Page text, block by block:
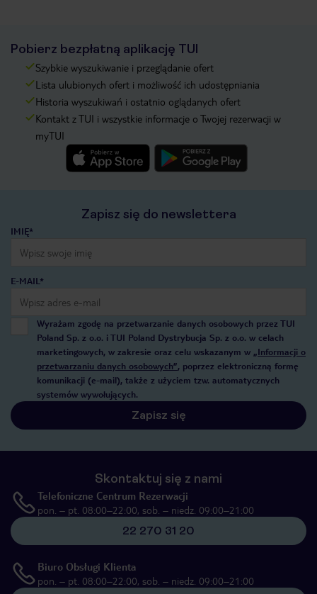
Pobierz bezpłatną aplikację TUI
Szybkie wyszukiwanie i przeglądanie ofert
Lista ulubionych ofert i możliwość ich udostępniania
Historia wyszukiwań i ostatnio oglądanych ofert
Kontakt z TUI i wszystkie informacje o Twojej rezerwacji w
myTUI
Zapisz się do newslettera
IMIĘ*
E-MAIL*
Wyrażam zgodę na przetwarzanie danych osobowych przez TUI
Poland Sp. z o.o. i TUI Poland Dystrybucja Sp. z o.o. w celach
marketingowych, w zakresie oraz celu wskazanym w „Informacji o
przetwarzaniu danych osobowych”, poprzez elektroniczną formę
komunikacji (e-mail), także z użyciem tzw. automatycznych
systemów wywołujących.
Zapisz się
Skontaktuj się z nami
Telefoniczne Centrum Rezerwacji
pon. – pt. 08:00–22:00, sob. – niedz. 09:00–21:00
22 270 31 20
Biuro Obsługi Klienta
pon. – pt. 08:00–22:00, sob. – niedz. 09:00–21:00